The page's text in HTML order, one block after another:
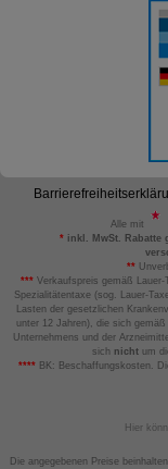
Alle mit
*inkl. MwSt. Rabatte
**
*** Verkaufspreis gemäß
Spezialitätentaxe (sog. Lauer-
Lasten der gesetzlichen
unter 12 Jahren), die sich
Unternehmens und der
sich nicht um
****BK: Beschaffungskosten.
Hier
Die angegebenen Preise